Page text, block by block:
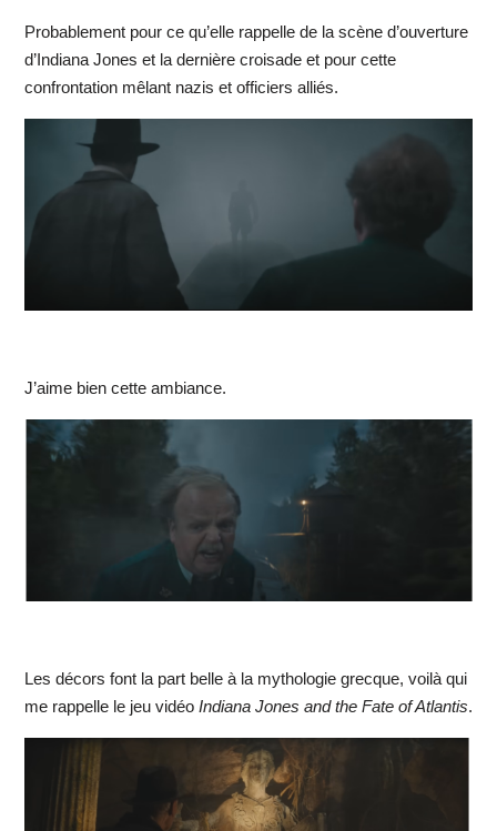
Probablement pour ce qu’elle rappelle de la scène d’ouverture
d’Indiana Jones et la dernière croisade et pour cette
confrontation mêlant nazis et officiers alliés.
J’aime bien cette ambiance.
Les décors font la part belle à la mythologie grecque, voilà qui
me rappelle le jeu vidéo Indiana Jones and the Fate of Atlantis.